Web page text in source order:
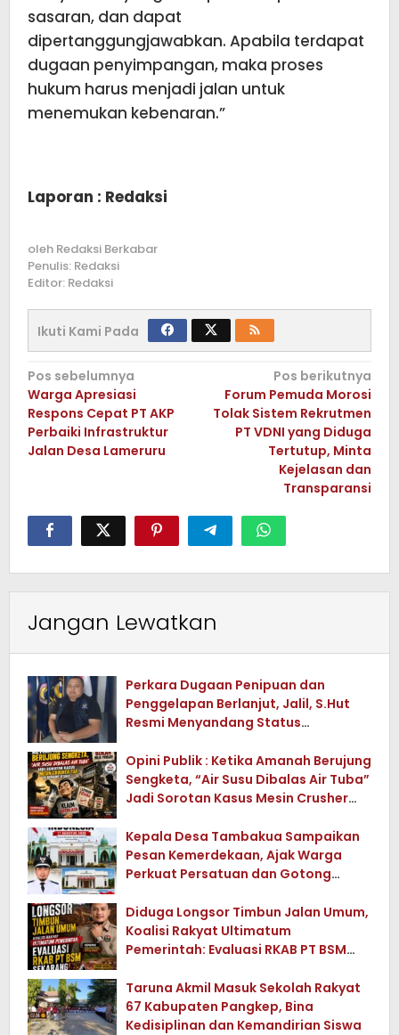
sasaran, dan dapat
dipertanggungjawabkan. Apabila terdapat
dugaan penyimpangan, maka proses
hukum harus menjadi jalan untuk
menemukan kebenaran.”
Laporan : Redaksi
oleh Redaksi Berkabar
Penulis: Redaksi
Editor: Redaksi
Ikuti Kami Pada
Navigasi
pos
Pos sebelumnya
Warga Apresiasi
Respons Cepat PT AKP
Perbaiki Infrastruktur
Jalan Desa Lameruru
Pos berikutnya
Forum Pemuda Morosi
Tolak Sistem Rekrutmen
PT VDNI yang Diduga
Tertutup, Minta
Kejelasan dan
Transparansi
Jangan Lewatkan
Perkara Dugaan Penipuan dan
Penggelapan Berlanjut, Jalil, S.Hut
Resmi Menyandang Status
Opini Publik : Ketika Amanah Berujung
Sengketa, “Air Susu Dibalas Air Tuba”
Jadi Sorotan Kasus Mesin Crusher
Kepala Desa Tambakua Sampaikan
Pesan Kemerdekaan, Ajak Warga
Perkuat Persatuan dan Gotong
Diduga Longsor Timbun Jalan Umum,
Koalisi Rakyat Ultimatum
Pemerintah: Evaluasi RKAB PT BSM
Taruna Akmil Masuk Sekolah Rakyat
67 Kabupaten Pangkep, Bina
Kedisiplinan dan Kemandirian Siswa